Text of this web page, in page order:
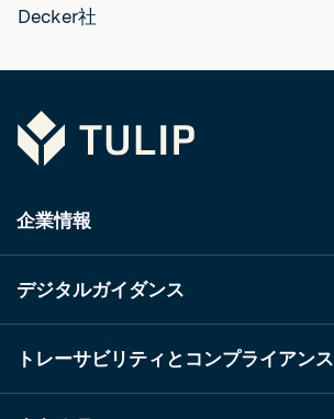
Decker社
Tulip
企業情報
デジタルガイダンス
トレーサビリティとコンプライアンス